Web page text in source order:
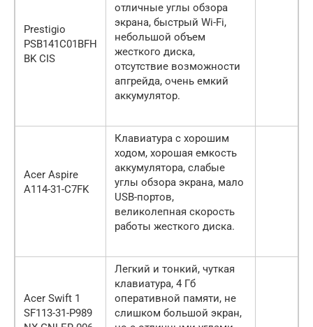
Prestigio
PSB141C01BFH
BK CIS
отличные углы обзора
экрана, быстрый Wi-Fi,
небольшой объем
жесткого диска,
отсутствие возможности
апгрейда, очень емкий
аккумулятор.
Acer Aspire
A114-31-C7FK
Клавиатура с хорошим
ходом, хорошая емкость
аккумулятора, слабые
углы обзора экрана, мало
USB-портов,
великолепная скорость
работы жесткого диска.
Acer Swift 1
SF113-31-P989
Легкий и тонкий, чуткая
клавиатура, 4 Гб
оперативной памяти, не
слишком большой экран,